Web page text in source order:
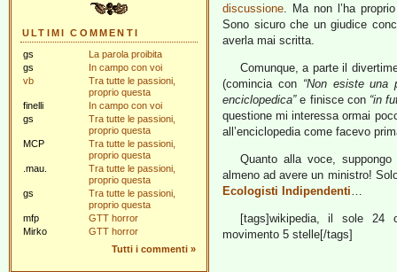
ULTIMI COMMENTI
gs
La parola proibita
gs
In campo con voi
vb
Tra tutte le passioni,
proprio questa
finelli
In campo con voi
gs
Tra tutte le passioni,
proprio questa
MCP
Tra tutte le passioni,
proprio questa
.mau.
Tra tutte le passioni,
proprio questa
gs
Tra tutte le passioni,
proprio questa
mfp
GTT horror
Mirko
GTT horror
Tutti i commenti »
discussione. Ma non l’ha
Sono sicuro che un giudice
averla mai scritta.
Comunque, a parte il
(comincia con “Non esiste
enciclopedica”e finisce con “in
questione mi interessa ormai
all’enciclopedia come facevo
Quanto alla voce,
almeno ad avere un ministro!
Ecologisti Indipendenti…
[tags]wikipedia, il sole 24
movimento 5 stelle[/tags]